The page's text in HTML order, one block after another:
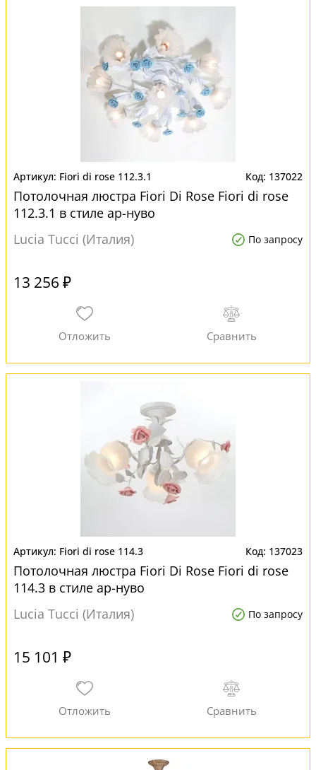
Fiori di rose 112.3.1 137022
Потолочная люстра Fiori Di Rose Fiori di rose
112.3.1 в стиле ар-нуво
Lucia Tucci (Италия)
По запросу
13 256 ₽
Fiori di rose 114.3 137023
Потолочная люстра Fiori Di Rose Fiori di rose
114.3 в стиле ар-нуво
Lucia Tucci (Италия)
По запросу
15 101 ₽